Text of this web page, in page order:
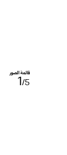
قائمة الصور
1/5